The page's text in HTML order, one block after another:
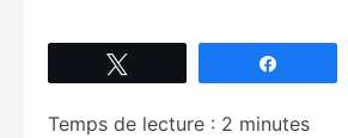
Temps de lecture : 2 minutes